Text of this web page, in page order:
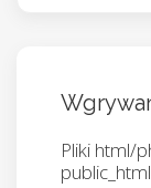
Pliki html/